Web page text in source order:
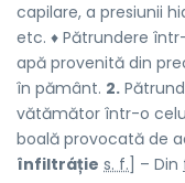
capilare, a presiunii
etc. ♦ Pătrundere
apă provenită din
în pământ. 2.
vătămător într-o
boală provocată de
înfiltráție s. f. ] – Din